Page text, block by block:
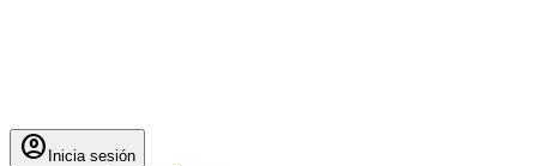
account_circle Inicia sesión